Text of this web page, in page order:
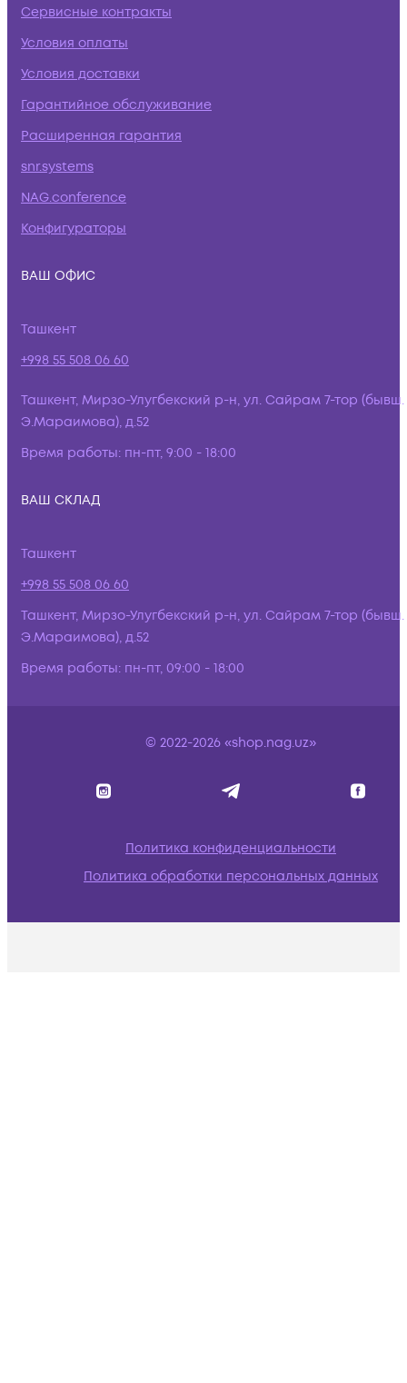
Сервисные контракты
Условия оплаты
Условия доставки
Гарантийное обслуживание
Расширенная гарантия
snr.systems
NAG.conference
Конфигураторы
ВАШ ОФИС
Ташкент
+998 55 508 06 60
Ташкент, Мирзо-Улугбекский р-н, ул. Сайрам 7-тор (бывш.
Э.Мараимова), д.52
Время работы: пн-пт, 9:00 - 18:00
ВАШ СКЛАД
Ташкент
+998 55 508 06 60
Ташкент, Мирзо-Улугбекский р-н, ул. Сайрам 7-тор (бывш.
Э.Мараимова), д.52
Время работы: пн-пт, 09:00 - 18:00
© 2022-2026 «shop.nag.uz»
Политика конфиденциальности
Политика обработки персональных данных